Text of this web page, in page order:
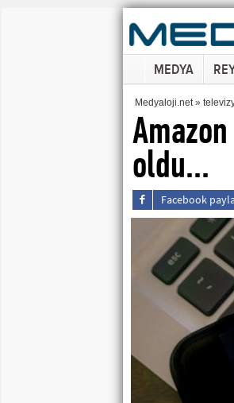
MEDYA
oldu...
Medyaloji.net»
Facebook